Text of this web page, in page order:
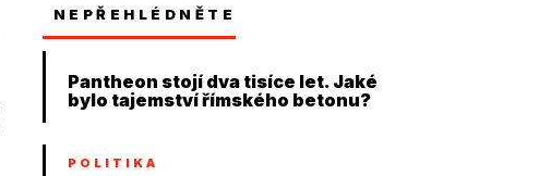
NEPŘEHLÉDNĚTE
Pantheon stojí dva tisíce let. Jaké
bylo tajemství římského betonu?
POLITIKA